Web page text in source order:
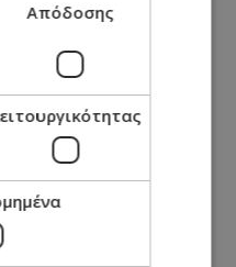
δεν μας
ενώ οι
Απόδοσης